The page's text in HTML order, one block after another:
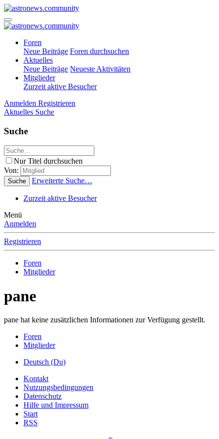
Foren
Neue Beiträge Foren durchsuchen
Aktuelles
Neue Beiträge Neueste Aktivitäten
Mitglieder
Zurzeit aktive Besucher
Anmelden Registrieren
Aktuelles Suche
Suche
Nur Titel durchsuchen
Von:
Suche Erweiterte Suche…
Zurzeit aktive Besucher
Menü
Anmelden
Registrieren
Foren
Mitglieder
pane
pane hat keine zusätzlichen Informationen zur Verfügung gestellt.
Foren
Mitglieder
Deutsch (Du)
Kontakt
Nutzungsbedingungen
Datenschutz
Hilfe und Impressum
Start
RSS